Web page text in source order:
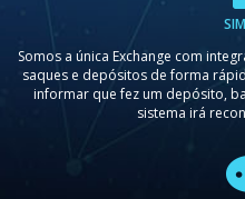
Somos a única Exchange com
saques e depósitos de forma
informar que fez um depósito,
sistema irá